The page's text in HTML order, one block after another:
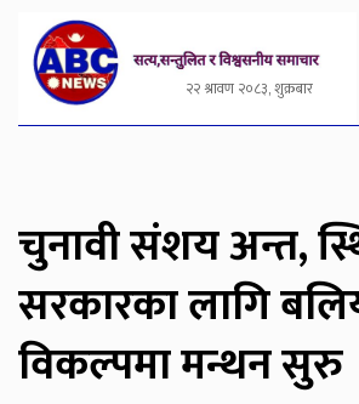
२२ श्रावण २०८३, शुक्रबार
चुनावी संशय अन्त,
सरकारका लागि
विकल्पमा मन्थन सुरु